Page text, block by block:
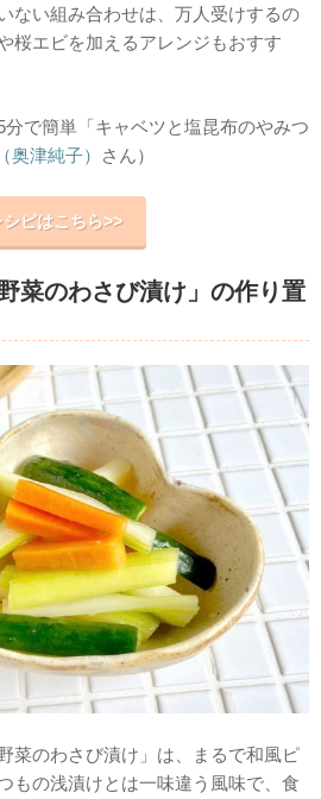
ない組み合わせは、万人受けするの
桜エビを加えるアレンジもおすす
分で簡単「キャベツと塩昆布のやみつ
奥津純子） さん）
シピはこちら>>
菜のわさび漬け」の作り置
菜のわさび漬け」は、まるで和風ピ
もの浅漬けとは一味違う風味で、食